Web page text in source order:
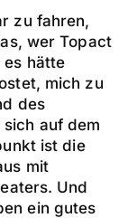
zu fahren,
wer Topact
es hätte
mich zu
des
auf dem
ist die
mit
Und
ein gutes